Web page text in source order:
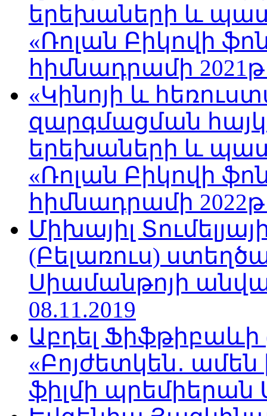
երեխաների և
«Ռոլան Բիկովի
հիմնադրամի
«Կինոյի և
զարգմացման
երեխաների և
«Ռոլան Բիկովի
հիմնադրամի
Միխայիլ
(Բելառուս)
Սիամանթոյի
08.11.2019
Աբդել
«Բոյժետկեն․
ֆիլմի պրեմիերան